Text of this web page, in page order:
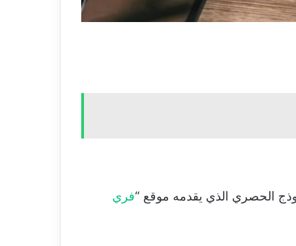
الحصري الذي يقدمه موقع “فري